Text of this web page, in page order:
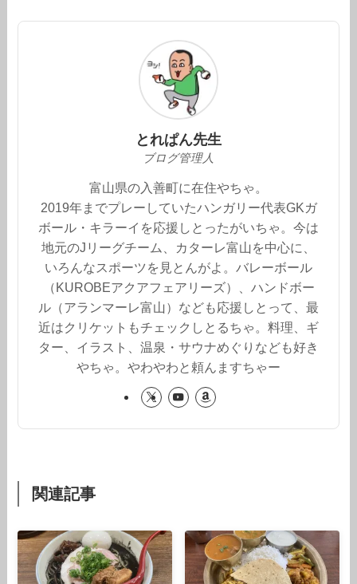
とれぱん先生
ブログ管理人
富山県の入善町に在住やちゃ。
2019年までプレーしていたハンガリー代表GKガ
ボール・キラーイを応援しとったがいちゃ。今は
地元のJリーグチーム、カターレ富山を中心に、
いろんなスポーツを見とんがよ。バレーボール
（KUROBEアクアフェアリーズ）、ハンドボー
ル（アランマーレ富山）なども応援しとって、最
近はクリケットもチェックしとるちゃ。料理、ギ
ター、イラスト、温泉・サウナめぐりなども好き
やちゃ。やわやわと頼んますちゃー
関連記事